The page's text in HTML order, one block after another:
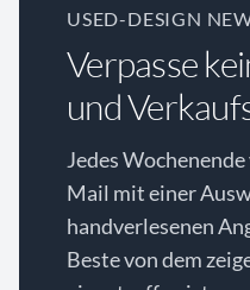
USED-DESIGN
Verpasse
und
Jedes
Mail mit einer
handverlesenen
Beste von dem